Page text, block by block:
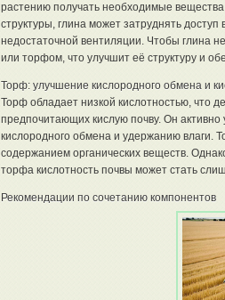
растению получать необходимые
структуры, глина может затруднять
недостаточной вентиляции. Чтобы глина
или торфом, что улучшит её структуру и
Торф: улучшение кислородного обмена и
Торф обладает низкой кислотностью, что
предпочитающих кислую почву. Он активно
кислородного обмена и удержанию влаги.
содержанием органических веществ.
торфа кислотность почвы может стать
Рекомендации по сочетанию компонентов